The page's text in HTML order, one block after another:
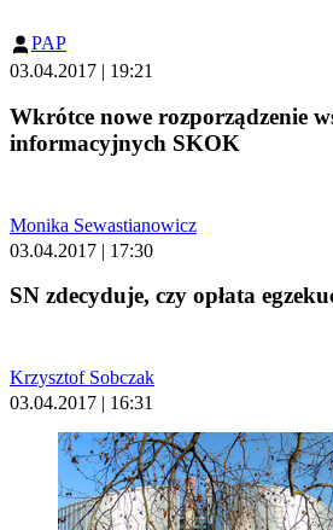
PAP
03.04.2017 | 19:21
Wkrótce nowe rozporządzenie
informacyjnych SKOK
Monika Sewastianowicz
03.04.2017 | 17:30
SN zdecyduje, czy opłata
Krzysztof Sobczak
03.04.2017 | 16:31